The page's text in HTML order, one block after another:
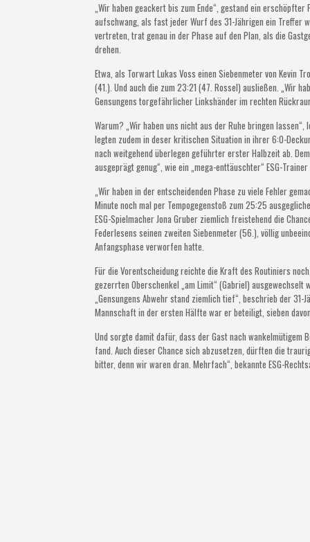
„Wir haben geackert bis zum Ende“, gestand ein
aufschwang, als fast jeder Wurf des 31-Jährigen ein Treffer
vertreten, trat genau in der Phase auf den Plan, als die
drehen.
Etwa, als Torwart Lukas Voss einen Siebenmeter von Kevin
(41.). Und auch die zum 23:21 (47. Rossel) ausließen. „Wir
Gensungens torgefährlicher Linkshänder im rechten
Warum? „Wir haben uns nicht aus der Ruhe bringen
legten zudem in deser kritischen Situation in ihrer 6:0-
nach weitgehend überlegen geführter erster Halbzeit ab.
ausgeprägt genug“, wie ein „mega-enttäuschter“ ESG-
„Wir haben in der entscheidenden Phase zu viele Fehler
Minute noch mal per Tempogegenstoß zum 25:25
ESG-Spielmacher Jona Gruber ziemlich freistehend die
Federlesens seinen zweiten Siebenmeter (56.), völlig
Anfangsphase verworfen hatte.
Für die Vorentscheidung reichte die Kraft des Routiniers
gezerrten Oberschenkel „am Limit“ (Gabriel)
„Gensungens Abwehr stand ziemlich tief“, beschrieb der
Mannschaft in der ersten Hälfte war er beteiligt, sieben
Und sorgte damit dafür, dass der Gast nach wankelmütigem
fand. Auch dieser Chance sich abzusetzen, dürften die
bitter, denn wir waren dran. Mehrfach“, bekannte ESG-